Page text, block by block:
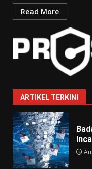
Read More
ARTIKEL TERKINI